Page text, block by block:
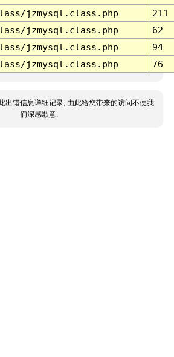
jzmysql.class.php
211
jzmysql.class.php
62
jzmysql.class.php
94
jzmysql.class.php 76
出错信息详细记录, 由此给您带来的访问不便我
们深感歉意.